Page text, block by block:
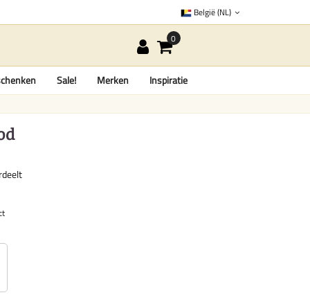
België (NL)
Sale! Merken Inspiratie